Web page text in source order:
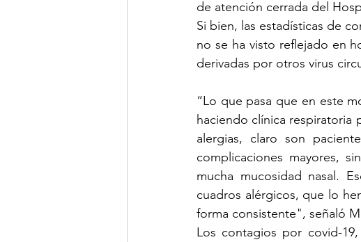
de atención cerrada del
Si bien, las estadísticas de
no se ha visto reflejado en
derivadas por otros virus
“Lo que pasa que en este
haciendo clínica respiratoria
alergias, claro son
complicaciones mayores,
mucha mucosidad nasal.
cuadros alérgicos, que lo
forma consistente", señaló
Los contagios por covid-